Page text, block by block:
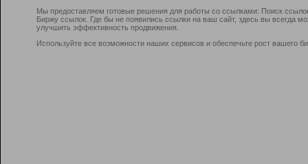
Мы предоставляем готовые решения для работы со ссылками: Поиск
Биржу ссылок. Где бы не появились ссылки на ваш сайт, здесь вы всегда
улучшить эффективность продвижения.
Используйте все возможности наших сервисов и обеспечьте рост вашего